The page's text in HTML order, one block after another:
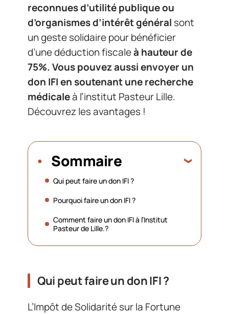
reconnues d’utilité publique ou
d’organismes d’intérêt général sont
un geste solidaire pour bénéficier
d’une déduction fiscaleà hauteur de
75%. Vous pouvez aussi envoyer un
don IFI en soutenant une recherche
médicaleà l’institut Pasteur Lille.
Découvrez les avantages !
Sommaire
Qui peut faire un don IFI ?
Pourquoi faire un don IFI ?
Comment faire un don IFI à l’Institut
Pasteur de Lille.?
Qui peut faire un don IFI ?
L’Impôt de Solidarité sur la Fortune